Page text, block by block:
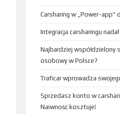
Carsharing w „Power-app”
Integracja carsharingu
Najbardziej współdzielony
osobowy w Polsce?
Traficar wprowadza
Sprzedasz konto w
Naiwność kosztuje!